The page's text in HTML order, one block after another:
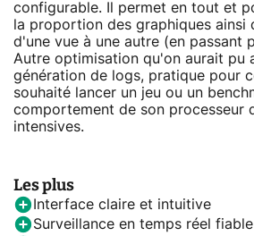
configurable. Il permet en tout et
la proportion des graphiques ainsi
d'une vue à une autre (en passant
Autre optimisation qu'on aurait pu
génération de logs, pratique pour
souhaité lancer un jeu ou un
comportement de son processeur
intensives.
Les plus
Interface claire et intuitive
Surveillance en temps réel fiable